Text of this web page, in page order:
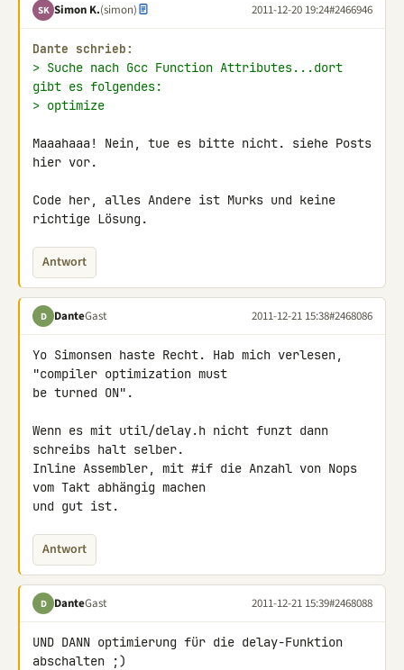
SK Simon K.(simon) 2011-12-20 19:24#2466946
Dante schrieb:
> Suche nach Gcc Function Attributes...dort
gibt es folgendes:
> optimize
Maaahaaa! Nein, tue es bitte nicht. siehe Posts
hier vor.
Code her, alles Andere ist Murks und keine
richtige Lösung.
Antwort
D DanteGast 2011-12-21 15:38#2468086
Yo Simonsen haste Recht. Hab mich verlesen,
"compiler optimization must
be turned ON".
Wenn es mit util/delay.h nicht funzt dann
schreibs halt selber.
Inline Assembler, mit #if die Anzahl von Nops
vom Takt abhängig machen
und gut ist.
Antwort
D DanteGast 2011-12-21 15:39#2468088
UND DANN optimierung für die delay-Funktion
abschalten ;)